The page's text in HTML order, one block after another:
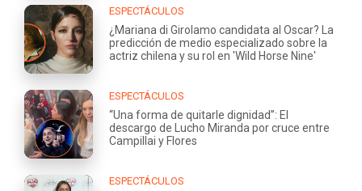
ESPECTÁCULOS
¿Mariana di Girolamo candidata al Oscar? La
predicción de medio especializado sobre la
actriz chilena y su rol en 'Wild Horse Nine'
ESPECTÁCULOS
“Una forma de quitarle dignidad”: El
descargo de Lucho Miranda por cruce entre
Campillai y Flores
ESPECTÁCULOS